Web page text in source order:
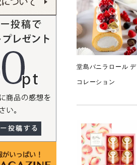
堂島バニラロール デ
コレーション